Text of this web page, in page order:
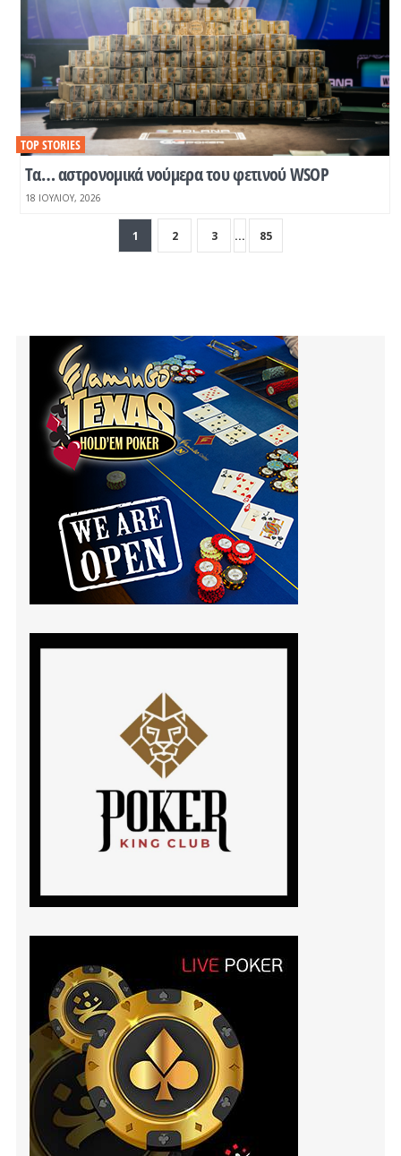
Tα… αστρονομικά νούμερα του φετινού WSOP
TOP STORIES
18 ΙΟΥΛΊΟΥ, 2026
1 2 3 ... 85